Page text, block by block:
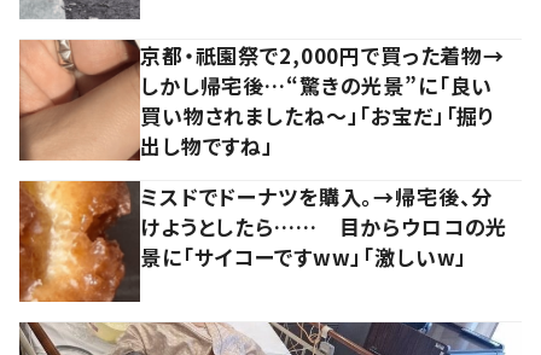
京都・祇園祭で2,000円で買った着物→
しかし帰宅後…“驚きの光景”に「良い
買い物されましたね～」「お宝だ」「掘り
出し物ですね」
ミスドでドーナツを購入。→帰宅後、分
けようとしたら…… 目からウロコの光
景に「サイコーですww」「激しいw」